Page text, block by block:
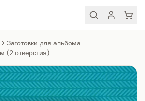
Заготовки для альбома
(2 отверстия)